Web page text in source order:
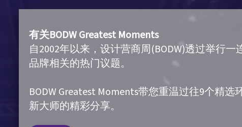
有关BODW Greatest Moments
自2002年以来，设计营商周(BODW)透过举行
品牌相关的热门议题。
BODW Greatest Moments带您重温过往9个精
新大师的精彩分享。